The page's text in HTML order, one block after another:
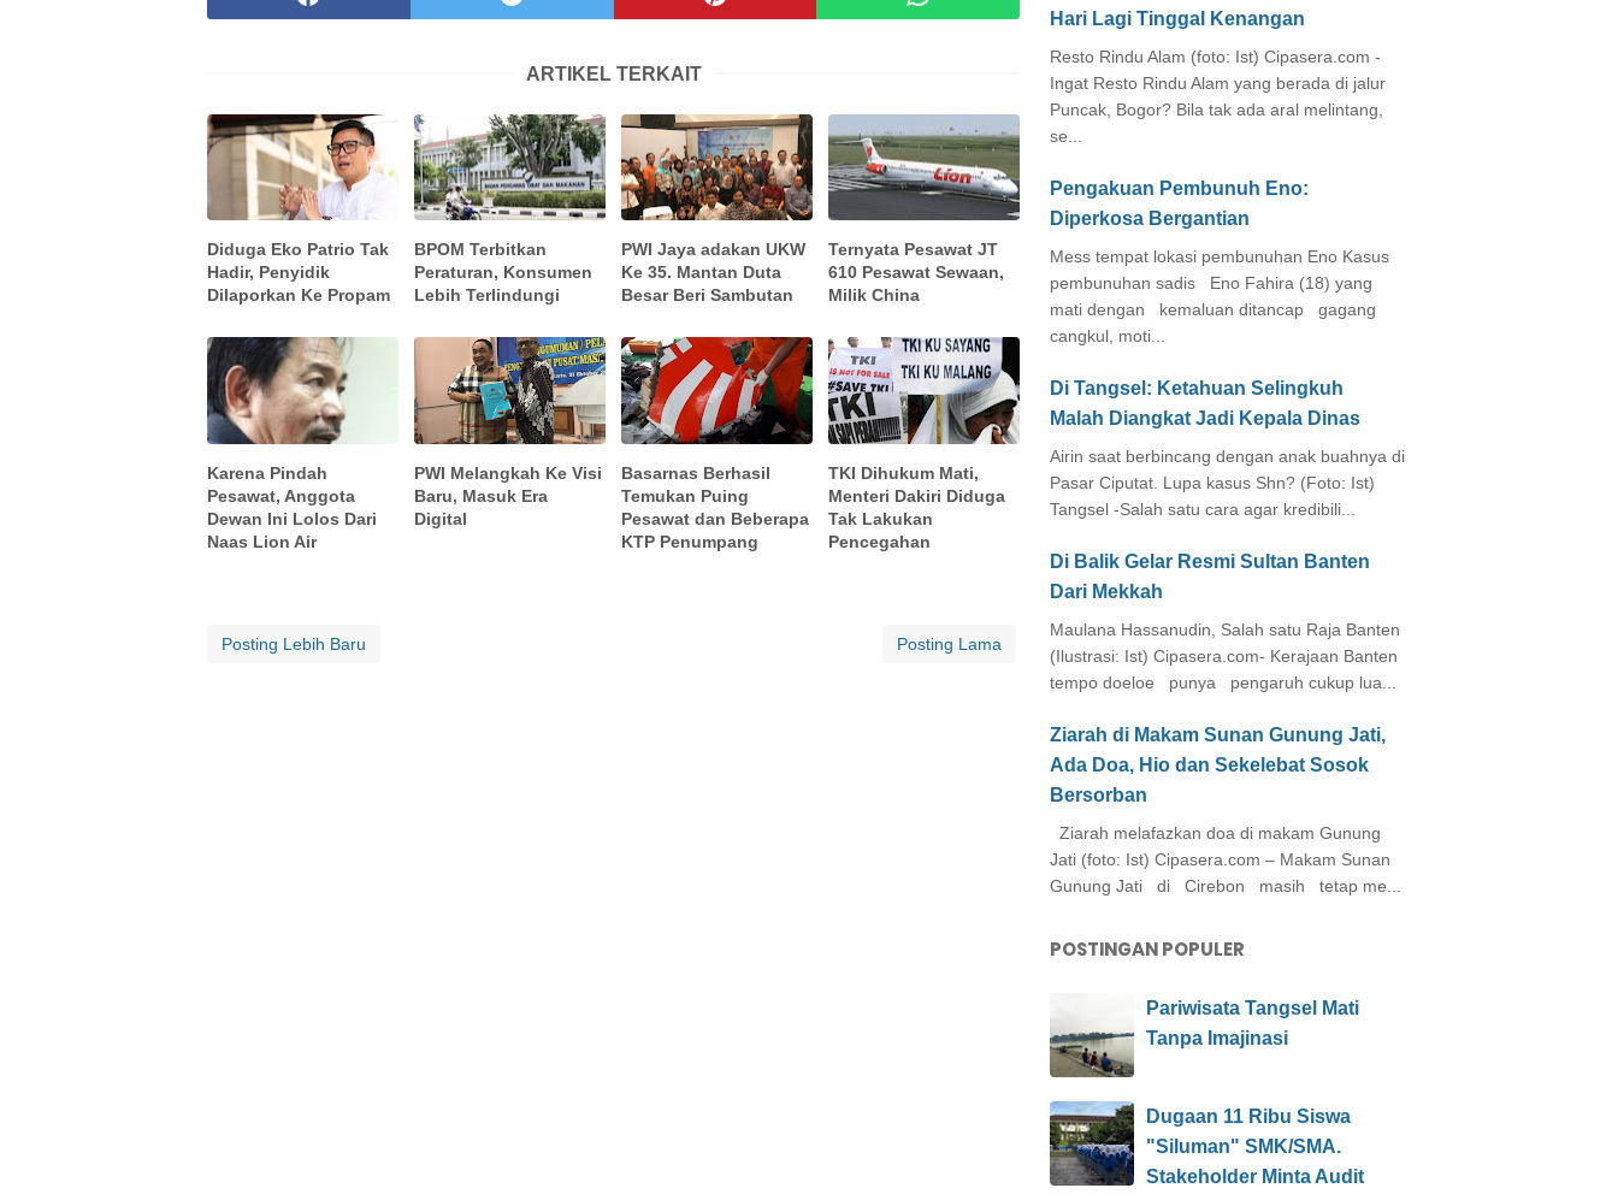
ARTIKEL TERKAIT
Diduga Eko Patrio Tak
Hadir, Penyidik
Dilaporkan Ke Propam
BPOM Terbitkan
Peraturan, Konsumen
Lebih Terlindungi
PWI Jaya adakan UKW
Ke 35. Mantan Duta
Besar Beri Sambutan
Ternyata Pesawat JT
610 Pesawat Sewaan,
Milik China
Karena Pindah
Pesawat, Anggota
Dewan Ini Lolos Dari
Naas Lion Air
PWI Melangkah Ke Visi
Baru, Masuk Era
Digital
Basarnas Berhasil
Temukan Puing
Pesawat dan Beberapa
KTP Penumpang
TKI Dihukum Mati,
Menteri Dakiri Diduga
Tak Lakukan
Pencegahan
Posting Lebih Baru Posting Lama
Hari Lagi Tinggal Kenangan
Resto Rindu Alam (foto: Ist) Cipasera.com -
Ingat Resto Rindu Alam yang berada di jalur
Puncak, Bogor? Bila tak ada aral melintang,
se...
Pengakuan Pembunuh Eno:
Diperkosa Bergantian
Mess tempat lokasi pembunuhan Eno Kasus
pembunuhan sadis Eno Fahira (18) yang
mati dengan kemaluan ditancap gagang
cangkul, moti...
Di Tangsel: Ketahuan Selingkuh
Malah Diangkat Jadi Kepala Dinas
Airin saat berbincang dengan anak buahnya di
Pasar Ciputat. Lupa kasus Shn? (Foto: Ist)
Tangsel -Salah satu cara agar kredibili...
Di Balik Gelar Resmi Sultan Banten
Dari Mekkah
Maulana Hassanudin, Salah satu Raja Banten
(Ilustrasi: Ist) Cipasera.com- Kerajaan Banten
tempo doeloe punya pengaruh cukup lua...
Ziarah di Makam Sunan Gunung Jati,
Ada Doa, Hio dan Sekelebat Sosok
Bersorban
Ziarah melafazkan doa di makam Gunung
Jati (foto: Ist) Cipasera.com – Makam Sunan
Gunung Jati di Cirebon masih tetap me...
POSTINGAN POPULER
Pariwisata Tangsel Mati
Tanpa Imajinasi
Dugaan 11 Ribu Siswa
"Siluman" SMK/SMA.
Stakeholder Minta Audit